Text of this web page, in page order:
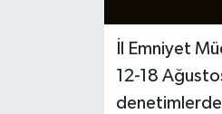
İl Emniyet
12-18
denetimlerde